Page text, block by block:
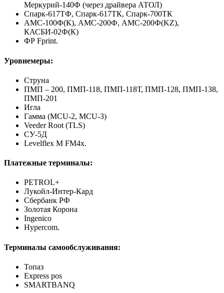
Меркурий-140Ф (через драйвера АТОЛ)
Спарк-617ТФ, Спарк-617ТК, Спарк-700ТК
АМС-100Ф(К), АМС-200Ф, АМС-200Ф(KZ),
КАСБИ-02Ф(К)
ФР Fprint.
Уровнемеры:
Струна
ПМП – 200, ПМП-118, ПМП-118Т, ПМП-128, ПМП-138,
ПМП-201
Игла
Гамма (MCU-2, MCU-3)
Veeder Root (TLS)
СУ-5Д
Levelflex M FM4x.
Платежные терминалы:
PETROL+
Лукойл-Интер-Кард
Сбербанк РФ
Золотая Корона
Ingenico
Hypercom.
Терминалы самообслуживания:
Топаз
Express pos
SMARTBANQ